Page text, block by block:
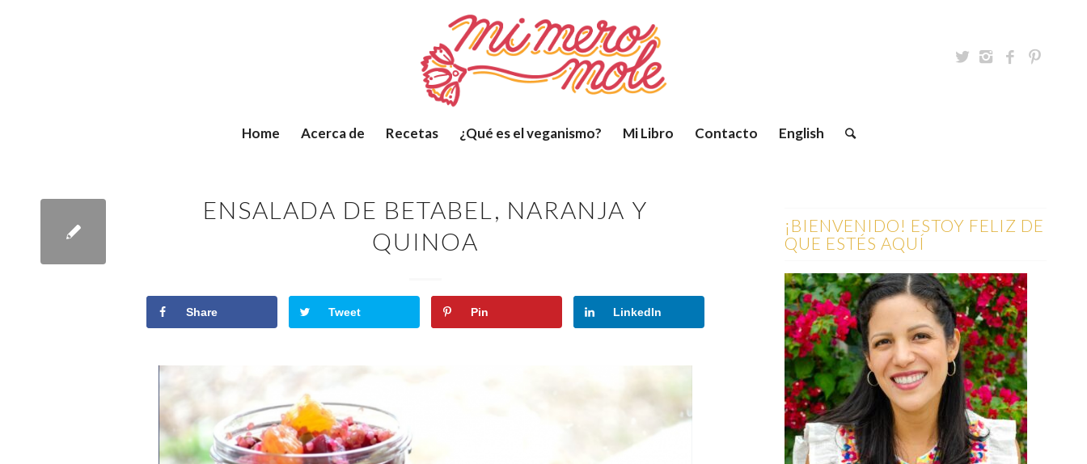
Home Acerca de Recetas ¿Qué es el veganismo? Mi Libro Contacto English
ENSALADA DE BETABEL, NARANJA Y
QUINOA
Share Tweet Pin LinkedIn
¡BIENVENIDO! ESTOY FELIZ DE
QUE ESTÉS AQUÍ